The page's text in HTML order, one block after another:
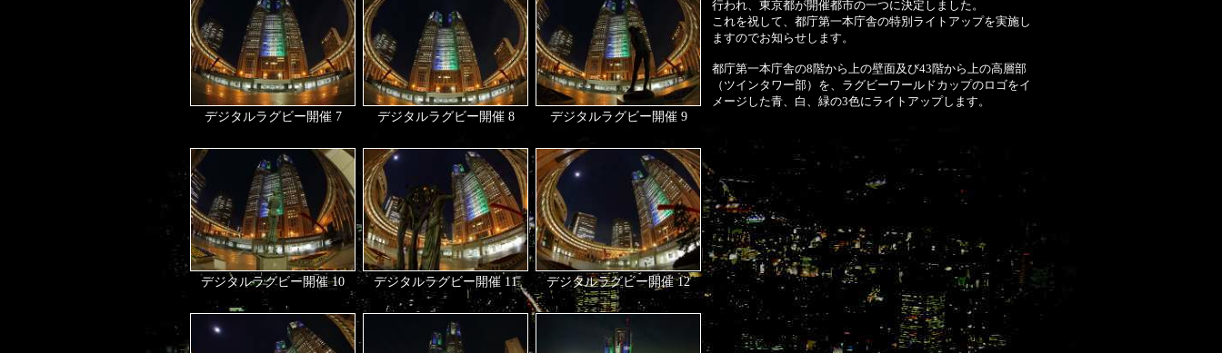
デジタルラグビー開催 7 デジタルラグビー開催 8 デジタルラグビー開催 9
デジタルラグビー開催 10 デジタルラグビー開催 11 デジタルラグビー開催 12
行われ、東京都が開催都市の一つに決定しました。
これを祝して、都庁第一本庁舎の特別ライトアップを実施し
ますのでお知らせします。
都庁第一本庁舎の8階から上の壁面及び43階から上の高層部
（ツインタワー部）を、ラグビーワールドカップのロゴをイ
メージした青、白、緑の3色にライトアップします。